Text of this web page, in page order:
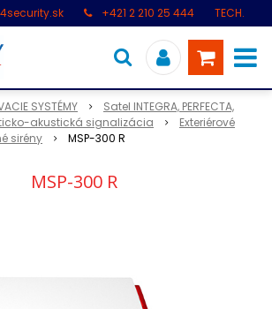
+421 2 210 25 444
TECH.
SYSTÉMY
Satel INTEGRA, PERFECTA,
akustická signalizácia
Exteriérové
sirény MSP-300 R
MSP-300 R